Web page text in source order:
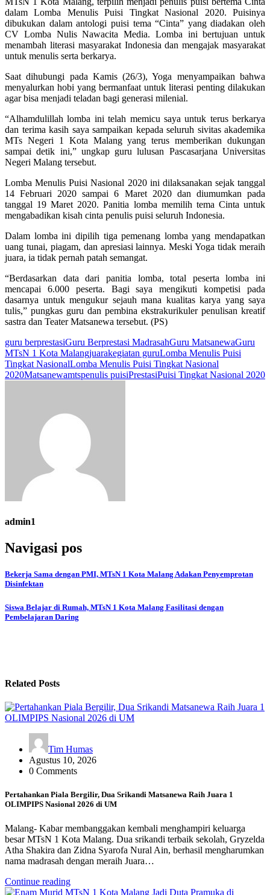
dalam Lomba Menulis Puisi Tingkat Nasional 2020. Puisinya
dibukukan dalam antologi puisi tema “Cinta” yang diadakan oleh
CV Lomba Nulis Nawacita Media. Lomba ini bertujuan untuk
menambah literasi masyarakat Indonesia dan mengajak masyarakat
untuk menulis serta berkarya.
Saat dihubungi pada Kamis (26/3), Yoga menyampaikan bahwa
menyalurkan hobi yang bermanfaat untuk literasi penting dilakukan
agar bisa menjadi teladan bagi generasi milenial.
“Alhamdulillah lomba ini telah memicu saya untuk terus berkarya
dan terima kasih saya sampaikan kepada seluruh sivitas akademika
MTs Negeri 1 Kota Malang yang terus memberikan dukungan
sampai detik ini,” ungkap guru lulusan Pascasarjana Universitas
Negeri Malang tersebut.
Lomba Menulis Puisi Nasional 2020 ini dilaksanakan sejak tanggal
14 Februari 2020 sampai 6 Maret 2020 dan diumumkan pada
tanggal 19 Maret 2020. Panitia lomba memilih tema Cinta untuk
mengabadikan kisah cinta penulis puisi seluruh Indonesia.
Dalam lomba ini dipilih tiga pemenang lomba yang mendapatkan
uang tunai, piagam, dan apresiasi lainnya. Meski Yoga tidak meraih
juara, ia tidak pernah patah semangat.
“Berdasarkan data dari panitia lomba, total peserta lomba ini
mencapai 6.000 peserta. Bagi saya mengikuti kompetisi pada
dasarnya untuk mengukur sejauh mana kualitas karya yang saya
tulis,” pungkas guru dan pembina ekstrakurikuler penulisan kreatif
sastra dan Teater Matsanewa tersebut. (PS)
guru berprestasiGuru Berprestasi MadrasahGuru MatsanewaGuru
MTsN 1 Kota Malangjuarakegiatan guruLomba Menulis Puisi
Tingkat NasionalLomba Menulis Puisi Tingkat Nasional
2020Matsanewamtspenulis puisiPrestasiPuisi Tingkat Nasional 2020
admin1
Navigasi pos
Bekerja Sama dengan PMI, MTsN 1 Kota Malang Adakan Penyemprotan
Disinfektan
Siswa Belajar di Rumah, MTsN 1 Kota Malang Fasilitasi dengan
Pembelajaran Daring
Related Posts
Tim Humas
Agustus 10, 2026
0 Comments
Pertahankan Piala Bergilir, Dua Srikandi Matsanewa Raih Juara 1
OLIMPIPS Nasional 2026 di UM
Malang- Kabar membanggakan kembali menghampiri keluarga
besar MTsN 1 Kota Malang. Dua srikandi terbaik sekolah, Gryzelda
Atha Shakira dan Zidna Syarofa Nural Ain, berhasil mengharumkan
nama madrasah dengan meraih Juara…
Continue reading